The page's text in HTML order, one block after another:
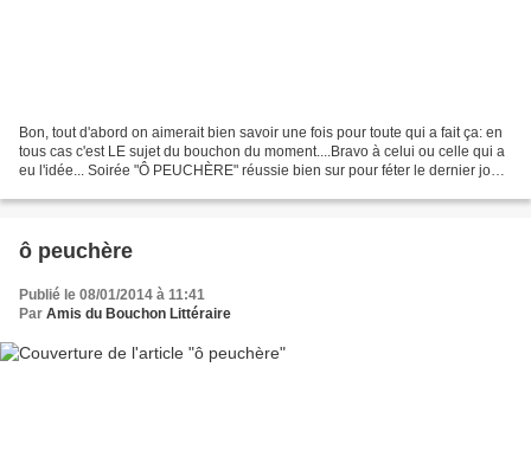
Bon, tout d'abord on aimerait bien savoir une fois pour toute qui a fait ça: en
tous cas c'est LE sujet du bouchon du moment....Bravo à celui ou celle qui a
eu l'idée... Soirée "Ô PEUCHÈRE" réussie bien sur pour féter le dernier jour
ô peuchère
Publié le 08/01/2014 à 11:41
Par Amis du Bouchon Littéraire